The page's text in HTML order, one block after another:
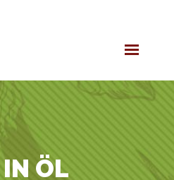
OLIVENÖL
SHOP
KOOPERATIVE
ÖL